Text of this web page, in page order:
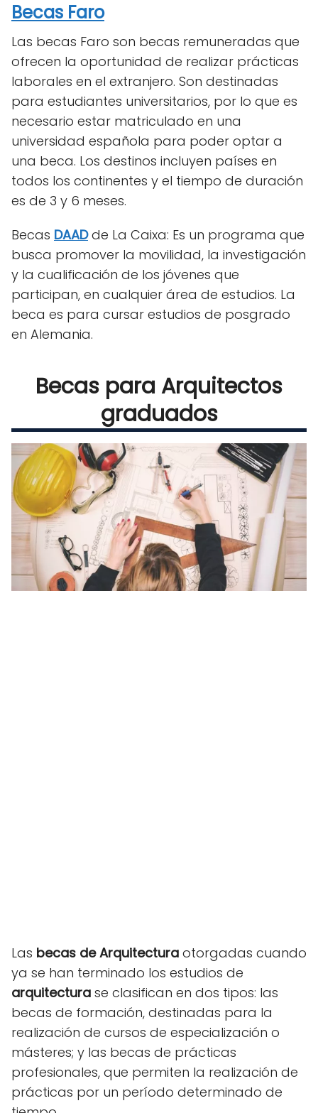
Becas Faro
Las becas Faro son becas remuneradas que
ofrecen la oportunidad de realizar prácticas
laborales en el extranjero. Son destinadas
para estudiantes universitarios, por lo que es
necesario estar matriculado en una
universidad española para poder optar a
una beca. Los destinos incluyen países en
todos los continentes y el tiempo de duración
es de 3 y 6 meses.
Becas DAADde La Caixa: Es un programa que
busca promover la movilidad, la investigación
y la cualificación de los jóvenes que
participan, en cualquier área de estudios. La
beca es para cursar estudios de posgrado
en Alemania.
Becas para Arquitectos
graduados
Las becas de Arquitectura otorgadas cuando
ya se han terminado los estudios de
arquitectura se clasifican en dos tipos: las
becas de formación, destinadas para la
realización de cursos de especialización o
másteres; y las becas de prácticas
profesionales, que permiten la realización de
prácticas por un período determinado de